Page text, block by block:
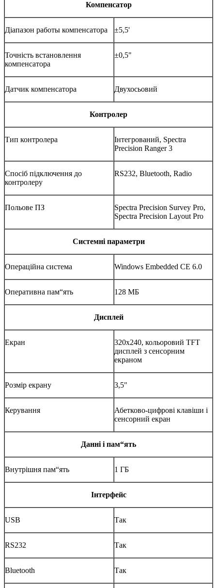
Компенсатор
Діапазон работы компенсатора ±5,5'
Точність встановлення
компенсатора
±0,5"
Датчик компенсатора Двухосьовий
Контролер
Тип контролера
Інтегрований, Spectra
Precision Ranger 3
Спосіб підключення до
контролеру
RS232, Bluetooth, Radio
Польове ПЗ
Spectra Precision Survey Pro,
Spectra Precision Layout Pro
Системні параметри
Операційна система Windows Embedded CE 6.0
Оперативна пам“ять 128 МБ
Дисплей
Екран
320x240, кольоровий TFT
дисплей з сенсорним
екраном
Розмір екрану 3,5"
Керування
Абетково-цифрові клавіши і
сенсорний екран
Данні і пам“ять
Внутрішня пам“ять 1 ГБ
Інтерфейс
USB Так
RS232 Так
Bluetooth Так